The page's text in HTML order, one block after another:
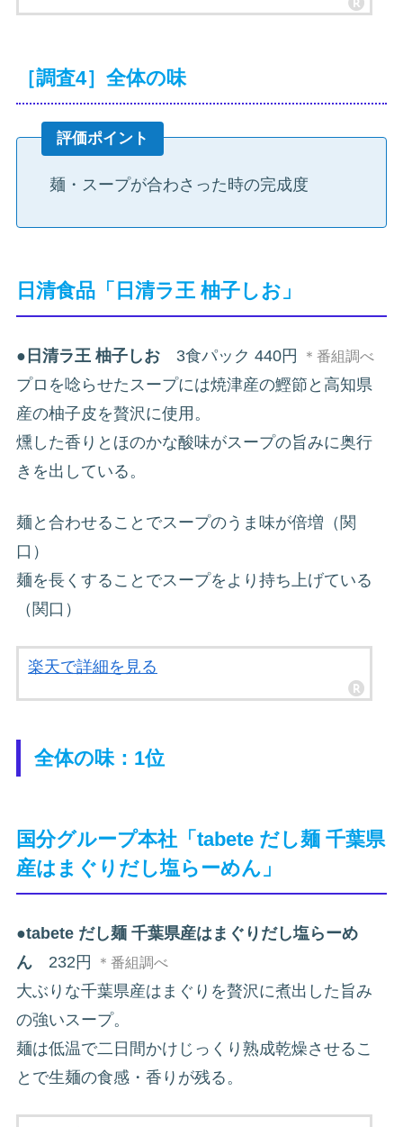
［調査4］全体の味
評価ポイント
麺・スープが合わさった時の完成度
日清食品「日清ラ王 柚子しお」
● 日清ラ王 柚子しお 3食パック 440円 ＊番組調べ
プロを唸らせたスープには焼津産の鰹節と高知県
産の柚子皮を贅沢に使用。
燻した香りとほのかな酸味がスープの旨みに奥行
きを出している。
麺と合わせることでスープのうま味が倍増（関
口）
麺を長くすることでスープをより持ち上げている
（関口）
楽天で詳細を見る
全体の味：1位
国分グループ本社「tabete だし麺 千葉県
産はまぐりだし塩らーめん」
●tabete だし麺 千葉県産はまぐりだし塩らーめ
ん 232円 ＊番組調べ
大ぶりな千葉県産はまぐりを贅沢に煮出した旨み
の強いスープ。
麺は低温で二日間かけじっくり熟成乾燥させるこ
とで生麺の食感・香りが残る。